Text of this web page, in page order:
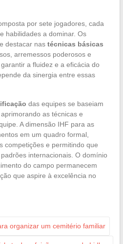
por sete jogadores, cada
habilidades a dominar. Os
destacar nas técnicas básicas
arremessos poderosos e
a fluidez e a eficácia do
da sinergia entre essas
das equipes se baseiam
as técnicas e
A dimensão IHF para as
em um quadro formal,
competições e permitindo que
internacionais. O domínio
do campo permanecem
que aspire à excelência no
organizar um cemitério familiar